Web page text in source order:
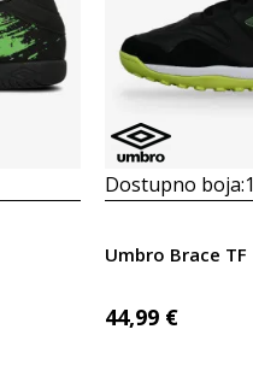
Dostupno boja:1
Umbro Brace TF
44,99 €